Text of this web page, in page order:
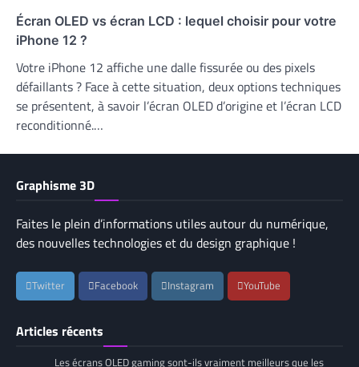
Écran OLED vs écran LCD : lequel choisir pour votre
iPhone 12 ?
Votre iPhone 12 affiche une dalle fissurée ou des pixels
défaillants ? Face à cette situation, deux options techniques
se présentent, à savoir l’écran OLED d’origine et l’écran LCD
reconditionné.…
Graphisme 3D
Faites le plein d’informations utiles autour du numérique,
des nouvelles technologies et du design graphique !
Twitter Facebook Instagram YouTube
Articles récents
Les écrans OLED gaming sont-ils vraiment meilleurs que les